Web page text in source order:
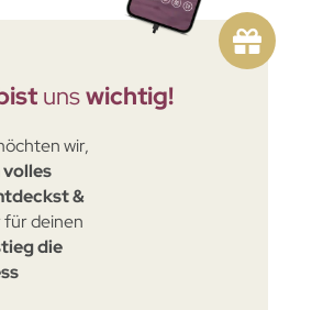
unswichtig!
wir,
volles
&
für deinen
die